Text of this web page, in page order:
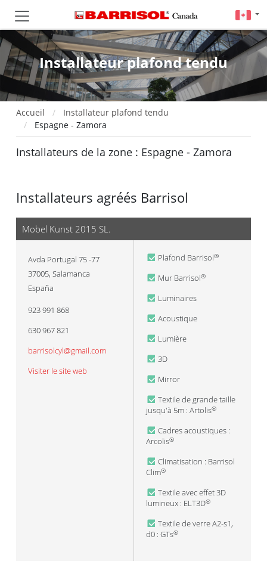
Installateur plafond tendu
Accueil
Installateur plafond tendu
Espagne - Zamora
Installateurs de la zone : Espagne - Zamora
Installateurs agréés Barrisol
Mobel Kunst 2015 SL.
Avda Portugal 75 -77
37005, Salamanca
España
923 991 868
630 967 821
barrisolcyl@gmail.com
Visiter le site web
Plafond Barrisol®
Mur Barrisol®
Luminaires
Acoustique
Lumière
3D
Mirror
Textile de grande taille
jusqu'à 5m : Artolis®
Cadres acoustiques :
Arcolis®
Climatisation : Barrisol
Clim®
Textile avec effet 3D
lumineux : ELT3D®
Textile de verre A2-s1,
d0 : GTs®